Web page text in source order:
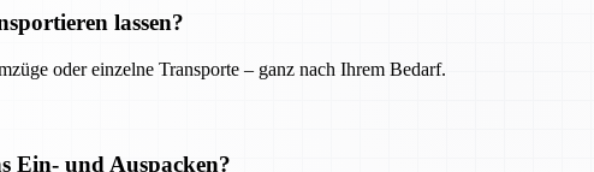
lassen?
oder einzelne Transporte – ganz nach Ihrem Bedarf.
Ein- und Auspacken?